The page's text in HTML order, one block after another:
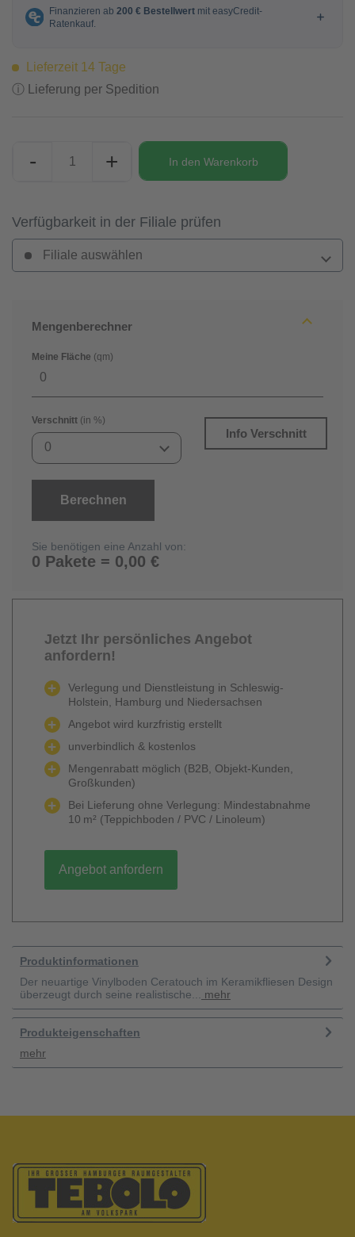
Lieferzeit 14 Tage
ⓘ Lieferung per Spedition
- + In den Warenkorb
Verfügbarkeit in der Filiale prüfen
Filiale auswählen
Mengenberechner
Meine Fläche (qm)
Verschnitt (in %)
0
Info Verschnitt
Berechnen
Sie benötigen eine Anzahl von:
0 Pakete = 0,00 €
Jetzt Ihr persönliches Angebot
anfordern!
Verlegung und Dienstleistung in Schleswig-
Holstein, Hamburg und Niedersachsen
Angebot wird kurzfristig erstellt
unverbindlich & kostenlos
Mengenrabatt möglich (B2B, Objekt-Kunden,
Großkunden)
Bei Lieferung ohne Verlegung: Mindestabnahme
10 m² (Teppichboden / PVC / Linoleum)
Angebot anfordern
Produktinformationen
Der neuartige Vinylboden Ceratouch im Keramikfliesen Design
überzeugt durch seine realistische...
mehr
Produkteigenschaften
mehr